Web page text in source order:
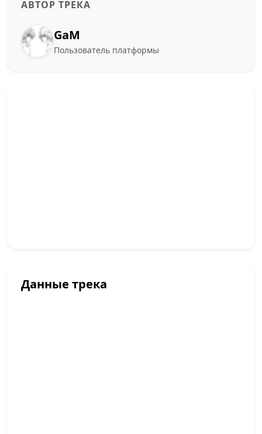
АВТОР ТРЕКА
GaM
Пользователь платформы
Данные трека